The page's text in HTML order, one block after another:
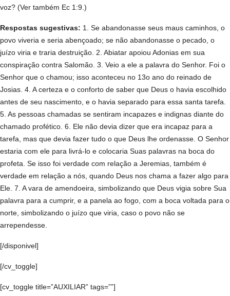
voz? (Ver também Ec 1:9.)
Respostas sugestivas: 1. Se abandonasse seus maus caminhos, o
povo viveria e seria abençoado; se não abandonasse o pecado, o
juízo viria e traria destruição. 2. Abiatar apoiou Adonias em sua
conspiração contra Salomão. 3. Veio a ele a palavra do Senhor. Foi o
Senhor que o chamou; isso aconteceu no 13o ano do reinado de
Josias. 4. A certeza e o conforto de saber que Deus o havia escolhido
antes de seu nascimento, e o havia separado para essa santa tarefa.
5. As pessoas chamadas se sentiram incapazes e indignas diante do
chamado profético. 6. Ele não devia dizer que era incapaz para a
tarefa, mas que devia fazer tudo o que Deus lhe ordenasse. O Senhor
estaria com ele para livrá-lo e colocaria Suas palavras na boca do
profeta. Se isso foi verdade com relação a Jeremias, também é
verdade em relação a nós, quando Deus nos chama a fazer algo para
Ele. 7. A vara de amendoeira, simbolizando que Deus vigia sobre Sua
palavra para a cumprir, e a panela ao fogo, com a boca voltada para o
norte, simbolizando o juízo que viria, caso o povo não se
arrependesse.
[/disponivel]
[/cv_toggle]
[cv_toggle title=”AUXILIAR” tags=””]